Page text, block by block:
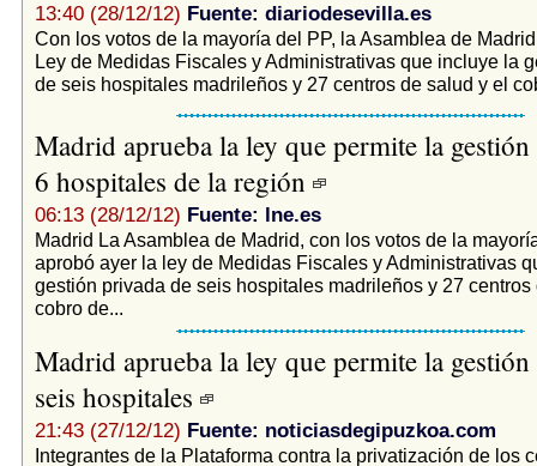
13:40 (28/12/12) Fuente: diariodesevilla.es
Con los votos de la mayoría del PP, la Asamblea de
Ley de Medidas Fiscales y Administrativas que incluye la
de seis hospitales madrileños y 27 centros de salud y el
Madrid aprueba la ley que permite la
6 hospitales de la región
06:13 (28/12/12) Fuente: lne.es
Madrid La Asamblea de Madrid, con los votos de la
aprobó ayer la ley de Medidas Fiscales y Administrativas
gestión privada de seis hospitales madrileños y 27 centros
cobro de...
Madrid aprueba la ley que permite la
seis hospitales
21:43 (27/12/12) Fuente: noticiasdegipuzkoa.com
Integrantes de la Plataforma contra la privatización de los